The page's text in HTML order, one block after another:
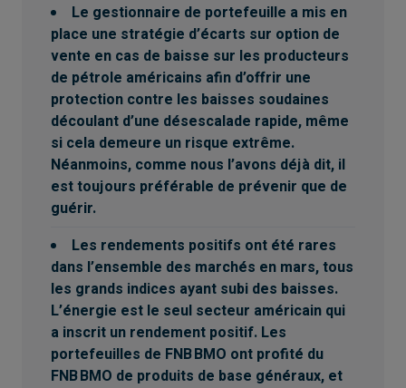
Le gestionnaire de portefeuille a mis en
place une stratégie d’écarts sur option de
vente en cas de baisse sur les producteurs
de pétrole américains afin d’offrir une
protection contre les baisses soudaines
découlant d’une désescalade rapide, même
si cela demeure un risque extrême.
Néanmoins, comme nous l’avons déjà dit, il
est toujours préférable de prévenir que de
guérir.
Les rendements positifs ont été rares
dans l’ensemble des marchés en mars, tous
les grands indices ayant subi des baisses.
L’énergie est le seul secteur américain qui
a inscrit un rendement positif. Les
portefeuilles de FNB BMO ont profité du
FNB BMO de produits de base généraux, et